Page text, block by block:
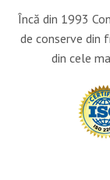
Încă din 1993
de conserve din
din cele